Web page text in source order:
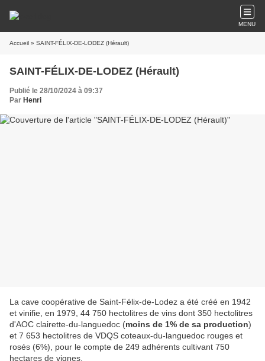
MENU
Accueil » SAINT-FÉLIX-DE-LODEZ (Hérault)
SAINT-FÉLIX-DE-LODEZ (Hérault)
Publié le 28/10/2024 à 09:37
Par Henri
La cave coopérative de Saint-Félix-de-Lodez a été créé en 1942
et vinifie, en 1979, 44 750 hectolitres de vins dont 350 hectolitres
d'AOC clairette-du-languedoc (moins de 1% de sa production)
et 7 653 hectolitres de VDQS coteaux-du-languedoc rouges et
rosés (6%), pour le compte de 249 adhérents cultivant 750
hectares de vignes.